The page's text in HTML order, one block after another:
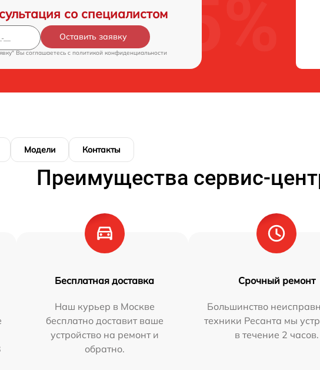
со специалистом
Оставить заявку
Вы соглашаетесь c политикой конфиденциальности
Модели Контакты
Преимущества сервис-
Бесплатная доставка
Наш курьер в Москве
бесплатно доставит ваше
устройство на ремонт и
обратно.
Срочный ремонт
Большинство
техники Ресанта мы
в течение 2 часов.